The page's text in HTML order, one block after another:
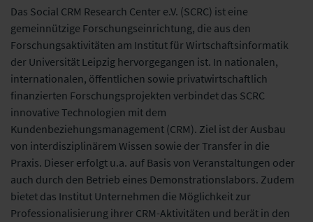
Das Social CRM Research Center e.V. (SCRC) ist eine
gemeinnützige Forschungseinrichtung, die aus den
Forschungsaktivitäten am Institut für Wirtschaftsinformatik
der Universität Leipzig hervorgegangen ist. In nationalen,
internationalen, öffentlichen sowie privatwirtschaftlich
finanzierten Forschungsprojekten verbindet das SCRC
innovative Technologien mit dem
Kundenbeziehungsmanagement (CRM). Ziel ist der Ausbau
von interdisziplinärem Wissen sowie der Transfer in die
Praxis. Dieser erfolgt u.a. auf Basis von Veranstaltungen oder
auch durch den Betrieb eines Demonstrationslabors. Zudem
bietet das Institut Unternehmen die Möglichkeit zur
Professionalisierung ihrer CRM-Aktivitäten und berät in den